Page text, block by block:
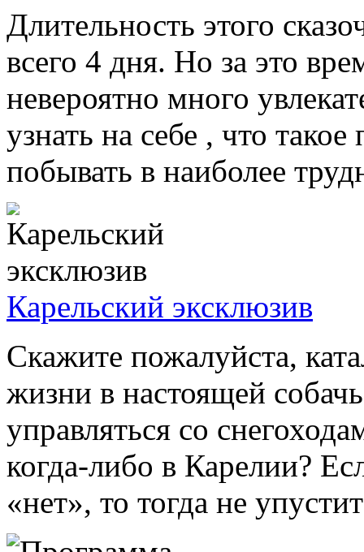
Длительность этого
всего 4 дня. Но за это
невероятно много
узнать на себе , что
побывать в наиболее
Карельский эксклюзив
Скажите пожалуйста,
жизни в настоящей
управляться со
когда-либо в Карелии?
«нет», то тогда не